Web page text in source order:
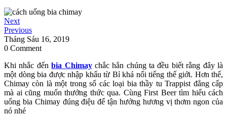
Next
Previous
Tháng Sáu 16, 2019
0 Comment
Khi nhắc đếnbia Chimaychắc hẳn chúng ta đều biết rằng đây là
một dòng bia được nhập khẩu từ Bỉ khá nổi tiếng thế giới. Hơn thế,
Chimay còn là một trong số các loại bia thầy tu Trappist đẳng cấp
mà ai cũng muốn thưởng thức qua. Cùng First Beer tìm hiểu cách
uống bia Chimay đúng điệu để tận hưởng hương vị thơm ngon của
nó nhé